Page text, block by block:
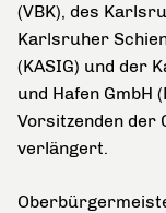
(VBK), des
Karlsruher
(KASIG) und der
und Hafen GmbH
Vorsitzenden der
verlängert.